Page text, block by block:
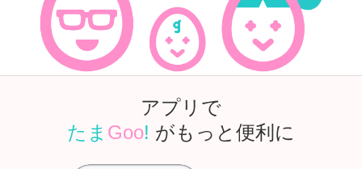
アプリで
たま Goo! がもっと便利に